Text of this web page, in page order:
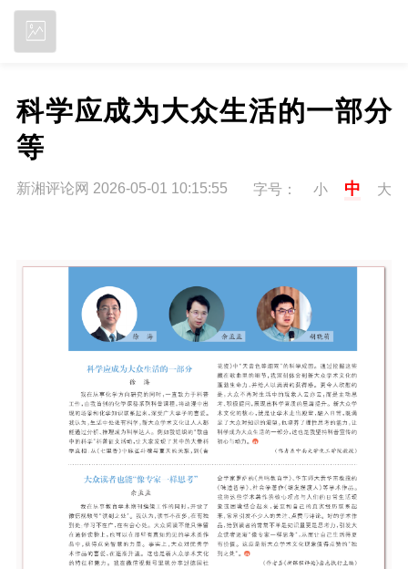
科学应成为大众生活的一部分
等
新湘评论网 2026-05-01 10:15:55 字号： 小 中 大